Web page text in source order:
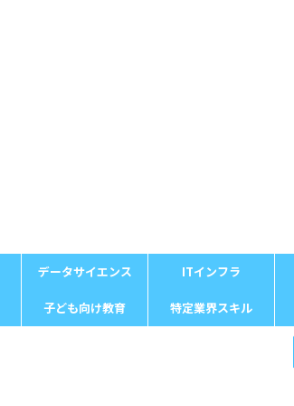
データサイエンス ITインフラ
子ども向け教育 特定業界スキル